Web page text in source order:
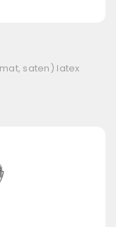
saten) latex